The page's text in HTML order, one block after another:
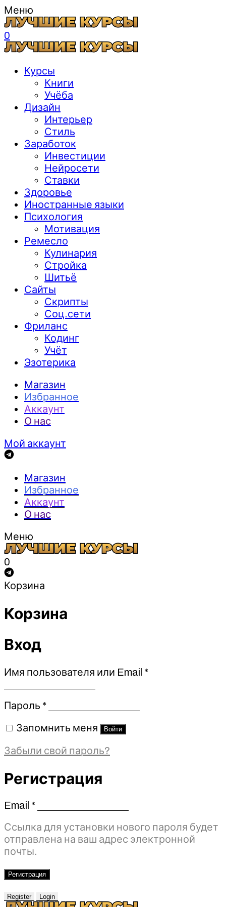
Меню
0
Курсы
Книги
Учёба
Дизайн
Интерьер
Стиль
Заработок
Инвестиции
Нейросети
Ставки
Здоровье
Иностранные языки
Психология
Мотивация
Ремесло
Кулинария
Стройка
Шитьё
Сайты
Скрипты
Соц.сети
Фриланс
Кодинг
Учёт
Эзотерика
Магазин
Избранное
Аккаунт
О нас
Мой аккаунт
Магазин
Избранное
Аккаунт
О нас
Меню
0
Корзина
Корзина
Вход
Имя пользователя или Email *Обязательно
Пароль *Обязательно
Запомнить меня Войти
Забыли свой пароль?
Регистрация
Email *Обязательно
Ссылка для установки нового пароля будет
отправлена ​​на ваш адрес электронной
почты.
Регистрация
Register Login